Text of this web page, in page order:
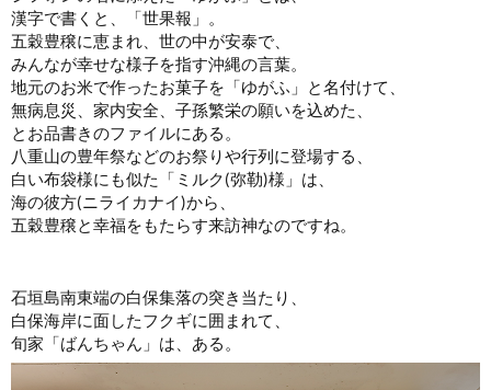
漢字で書くと、「世果報」。
五穀豊穣に恵まれ、世の中が安泰で、
みんなが幸せな様子を指す沖縄の言葉。
地元のお米で作ったお菓子を「ゆがふ」と名付けて、
無病息災、家内安全、子孫繁栄の願いを込めた、
とお品書きのファイルにある。
八重山の豊年祭などのお祭りや行列に登場する、
白い布袋様にも似た「ミルク(弥勒)様」は、
海の彼方(ニライカナイ)から、
五穀豊穣と幸福をもたらす来訪神なのですね。
石垣島南東端の白保集落の突き当たり、
白保海岸に面したフクギに囲まれて、
旬家「ばんちゃん」は、ある。